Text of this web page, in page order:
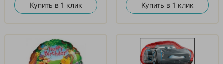
Купить в 1 клик Купить в 1 клик